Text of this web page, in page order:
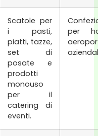
Scatole per
i pasti,
piatti, tazze,
set di
posate e
prodotti
monouso
per il
catering di
eventi.
per